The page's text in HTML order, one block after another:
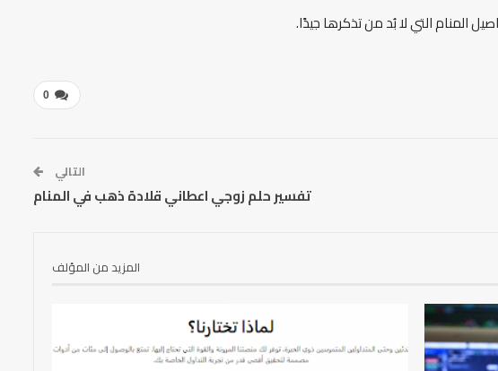
المنام التي لا بُد من تذكرها جيدًا.
0
التالي
تفسير حلم زوجي اعطاني قلادة ذهب في المنام
المزيد من المؤلف